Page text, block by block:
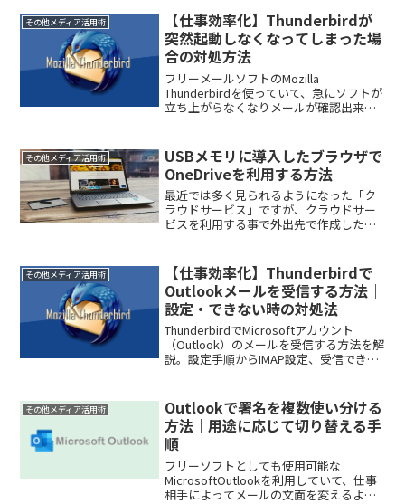
った事はありませんか？Outlookのアド...
その他メディア活用術
【仕事効率化】Thunderbirdが
突然起動しなくなってしまった場
合の対処方法
フリーメールソフトのMozilla
Thunderbirdを使っていて、急にソフトが
立ち上がらなくなりメールが確認出来な
時、受信しているであろうメールを確認
しなければな...
その他メディア活用術
USBメモリに導入したブラウザで
OneDriveを利用する方法
最近では多く見られるようになった「ク
ラウドサービス」ですが、クラウドサー
ビスを利用する事で外出先で作成した
れているクラウドサービスとは、サーバ
ーにデータをアップロ...
その他メディア活用術
【仕事効率化】Thunderbirdで
Outlookメールを受信する方法｜
設定・できない時の対処法
ThunderbirdでMicrosoftアカウント
（Outlook）のメールを受信する方法を解
説。設定手順からIMAP設定、受信できな
その他メディア活用術
Outlookで署名を複数使い分ける
方法｜用途に応じて切り替える手
順
フリーソフトとしても使用可能な
MicrosoftOutlookを利用していて、仕事
相手によってメールの文面を変えるよう